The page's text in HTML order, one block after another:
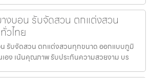
งบอน รับจัดสวน ตกแต่งสวน
ไทย
รับจัดสวน ตกแต่งสวนทุกขนาด ออกแบบภูมิ
อง เน้นคุณภาพ รับประกันความสวยงาม บร